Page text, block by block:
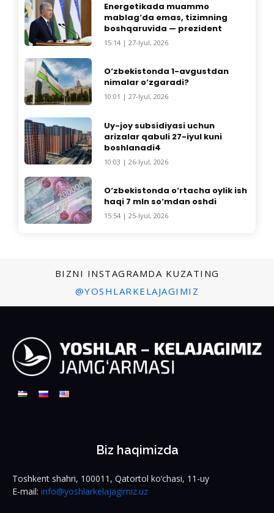
Energetikada muammo
mablag‘da emas, tizimning
boshqaruvida — prezident
15:14 | 27-Iyul, 2026
O‘zbekistonda 1-avgustdan
nimalar o‘zgaradi?
10:01 | 27-Iyul, 2026
Uy-joy subsidiyasi uchun
arizalar qabuli 27-iyul kuni
boshlanadi4
10:03 | 26-Iyul, 2026
O‘zbekistonda o‘rtacha oylik ish
haqi 7 mln so‘mdan oshdi
15:54 | 25-Iyul, 2026
BIZNI INSTAGRAMDA KUZATING
@YOSHLARKELAJAGIMIZ
Biz haqimizda
Toshkent shahri, 100011, Qatortol ko‘chasi, 11-uy
E-mail: info@yoshlarkelajagimiz.uz